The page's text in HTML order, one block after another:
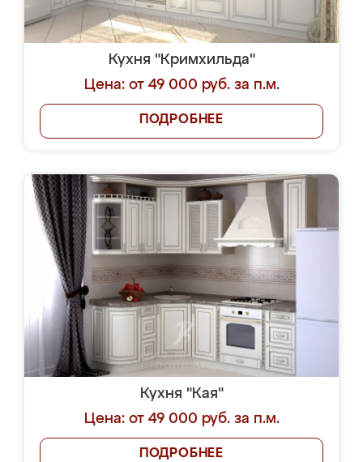
Кухня "Кримхильда"
Цена: от 49 000 руб. за п.м.
ПОДРОБНЕЕ
Кухня "Кая"
Цена: от 49 000 руб. за п.м.
ПОДРОБНЕЕ